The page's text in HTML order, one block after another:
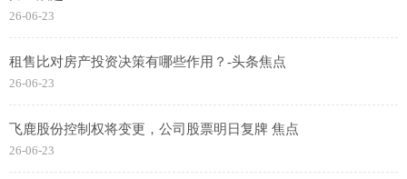
26-06-23
租售比对房产投资决策有哪些作用？-头条焦点
26-06-23
飞鹿股份控制权将变更，公司股票明日复牌 焦点
26-06-23